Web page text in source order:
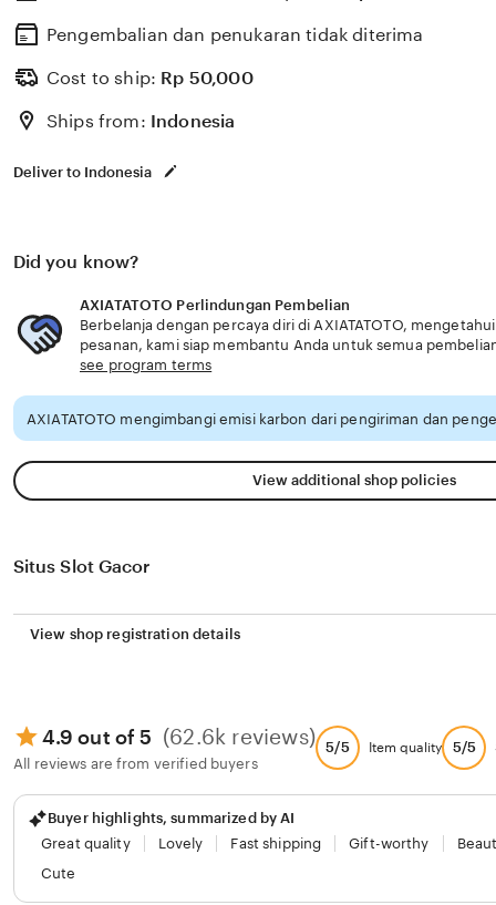
Pengembalian dan penukaran tidak diterima
Cost to ship: Rp 50,000
Ships from: Indonesia
Deliver to Indonesia
Did you know?
AXIATATOTO Perlindungan Pembelian
Berbelanja dengan percaya diri di AXIATATOTO,
pesanan, kami siap membantu Anda untuk semua
see program terms
AXIATATOTO mengimbangi emisi karbon dari pengiriman dan
View additional shop policies
Situs Slot Gacor
View shop registration details
4.9 out of 5 (62.6k reviews)
All reviews are from verified buyers
5/5 Item quality 5/5
Buyer highlights, summarized by AI
Great quality
Lovely Fast shipping Gift-worthy
Cute